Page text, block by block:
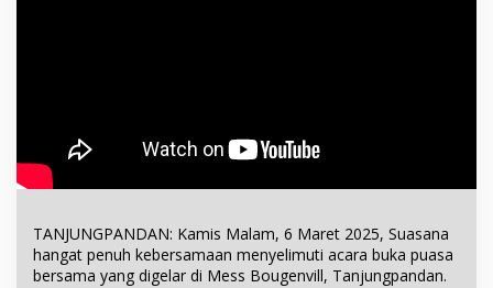
TANJUNGPANDAN: Kamis Malam, 6 Maret 2025, Suasana
hangat penuh kebersamaan menyelimuti acara buka puasa
bersama yang digelar di Mess Bougenvill, Tanjungpandan.